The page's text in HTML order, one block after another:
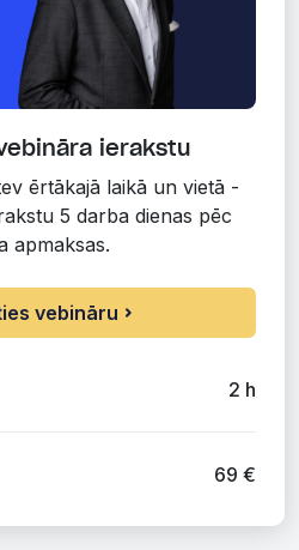
ierakstu
ērtākajā laikā un vietā -
5 darba dienas pēc
apmaksas.
vebināru
69 €